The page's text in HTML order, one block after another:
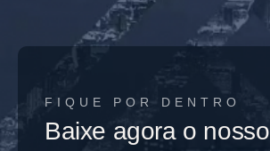
FIQUE POR DENTRO
Baixe agora o nosso